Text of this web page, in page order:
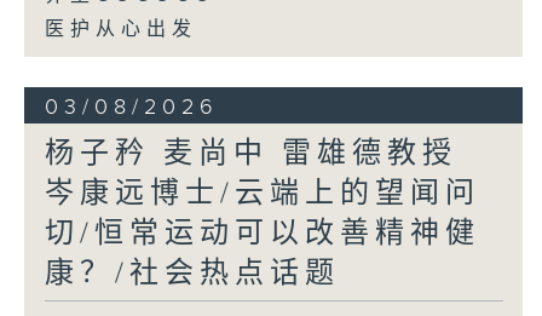
医护从心出发
03/08/2026
杨子矜 麦尚中 雷雄德教授
岑康远博士/云端上的望闻问
切/恒常运动可以改善精神健
康？/社会热点话题